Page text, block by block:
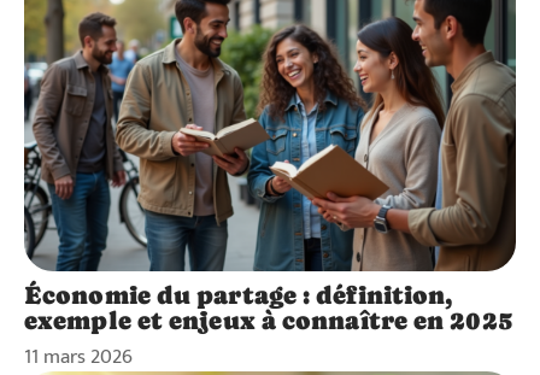
Économie du partage : définition,
exemple et enjeux à connaître en 2025
11 mars 2026